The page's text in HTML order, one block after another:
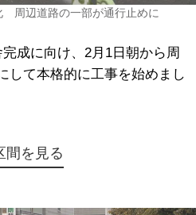
周辺道路の一部が通行止めに
成に向け、2月1日朝から周
して本格的に工事を始めまし
間を見る